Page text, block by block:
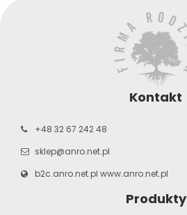
Kontakt
+48 32 67 242 48
sklep@anro.net.pl
b2c.anro.net.pl www.anro.net.pl
Produkty